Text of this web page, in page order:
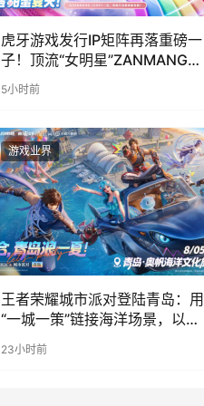
虎牙游戏发行IP矩阵再落重磅一
子！顶流“女明星”ZANMANG
LOOPY 正版3D消除手游《消消
奇遇》惊喜曝光
5小时前
游戏业界
王者荣耀城市派对登陆青岛：用
“一城一策”链接海洋场景，以双
23小时前